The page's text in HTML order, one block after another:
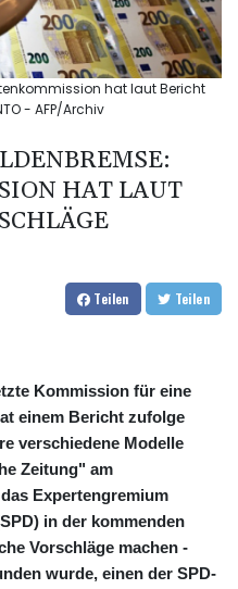
hat laut Bericht
- AFP/Archiv
HAT LAUT
Teilen Teilen
Kommission für eine
einem Bericht zufolge
verschiedene Modelle
Zeitung" am
Expertengremium
in der kommenden
Vorschläge machen -
wurde, einen der SPD-